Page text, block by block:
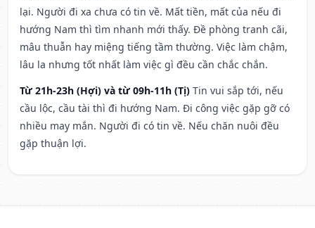
lại. Người đi xa chưa có tin về. Mất tiền, mất của nếu đi
hướng Nam thì tìm nhanh mới thấy. Đề phòng tranh cãi,
mâu thuẫn hay miệng tiếng tầm thường. Việc làm chậm,
lâu la nhưng tốt nhất làm việc gì đều cần chắc chắn.
Từ 21h-23h (Hợi) và từ 09h-11h (Tị) Tin vui sắp tới, nếu
cầu lộc, cầu tài thì đi hướng Nam. Đi công việc gặp gỡ có
nhiều may mắn. Người đi có tin về. Nếu chăn nuôi đều
gặp thuận lợi.